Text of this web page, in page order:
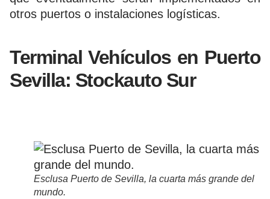
otros puertos o instalaciones logísticas.
Terminal Vehículos en Puerto
Sevilla: Stockauto Sur
Esclusa Puerto de Sevilla, la cuarta más grande del
mundo.